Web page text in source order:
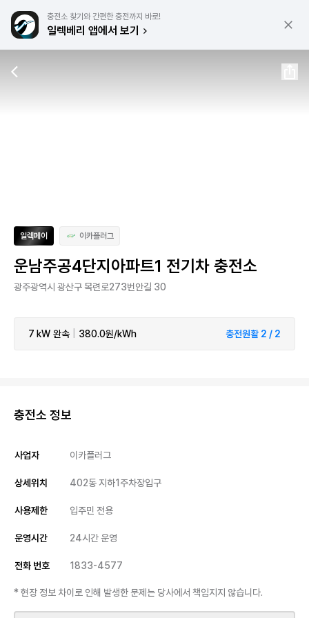
충전소 찾기와 간편한 충전까지 바로!
일렉베리 앱에서 보기
일렉페이 이카플러그
운남주공4단지아파트1 전기차 충전소
광주광역시 광산구 목련로273번안길 30
7 kW 완속 380.0원/kWh 충전원활 2 / 2
충전소 정보
사업자 이카플러그
상세위치 402동 지하1주차장입구
사용제한 입주민 전용
운영시간 24시간 운영
전화 번호 1833-4577
* 현장 정보 차이로 인해 발생한 문제는 당사에서 책임지지 않습니다.